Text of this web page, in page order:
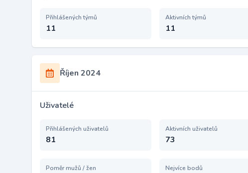
Přihlášených týmů
11
Aktivních týmů
11
Říjen 2024
Uživatelé
Přihlášených uživatelů
81
Aktivních uživatelů
73
Poměr mužů / žen Nejvíce bodů